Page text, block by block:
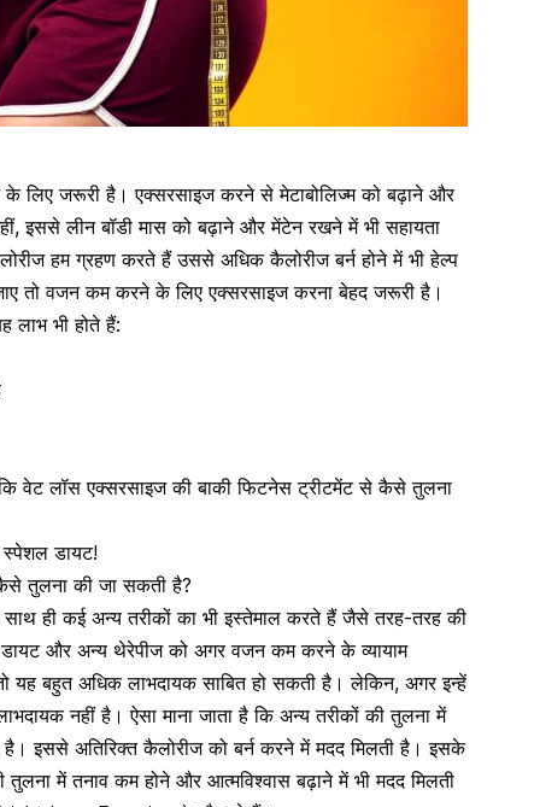
जरूरी है। एक्सरसाइज करने से मेटाबोलिज्म को बढ़ाने और
इससे लीन बॉडी मास को बढ़ाने और मेंटेन रखने में भी सहायता
हम ग्रहण करते हैं उससे अधिक कैलोरीज बर्न होने में भी हेल्प
तो वजन कम करने के लिए एक्सरसाइज करना बेहद जरूरी है।
लाभ भी होते हैं:
वेट लॉस एक्सरसाइज की बाकी फिटनेस ट्रीटमेंट से कैसे तुलना
डायट!
तुलना की जा सकती है?
ही कई अन्य तरीकों का भी इस्तेमाल करते हैं जैसे तरह-तरह की
और अन्य थेरेपीज को अगर वजन कम करने के व्यायाम
बहुत अधिक लाभदायक साबित हो सकती है। लेकिन, अगर इन्हें
नहीं है। ऐसा माना जाता है कि अन्य तरीकों की तुलना में
इससे अतिरिक्त कैलोरीज को बर्न करने में मदद मिलती है। इसके
तुलना में तनाव कम होने और आत्मविश्वास बढ़ाने में भी मदद मिलती